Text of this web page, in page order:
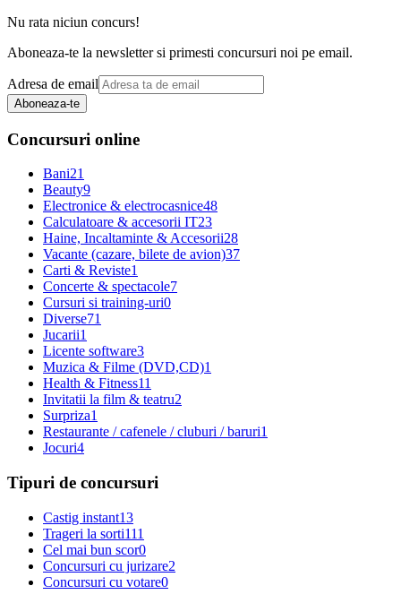
Nu rata niciun concurs!
Aboneaza-te la newsletter si primesti concursuri noi pe email.
Adresa de email
Aboneaza-te
Concursuri online
Bani21
Beauty9
Electronice & electrocasnice48
Calculatoare & accesorii IT23
Haine, Incaltaminte & Accesorii28
Vacante (cazare, bilete de avion)37
Carti & Reviste1
Concerte & spectacole7
Cursuri si training-uri0
Diverse71
Jucarii1
Licente software3
Muzica & Filme (DVD,CD)1
Health & Fitness11
Invitatii la film & teatru2
Surpriza1
Restaurante / cafenele / cluburi / baruri1
Jocuri4
Tipuri de concursuri
Castig instant13
Trageri la sorti111
Cel mai bun scor0
Concursuri cu jurizare2
Concursuri cu votare0